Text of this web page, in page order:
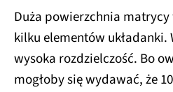
Duża powierzchnia
kilku elementów układanki.
wysoka rozdzielczość. Bo
mogłoby się wydawać, że